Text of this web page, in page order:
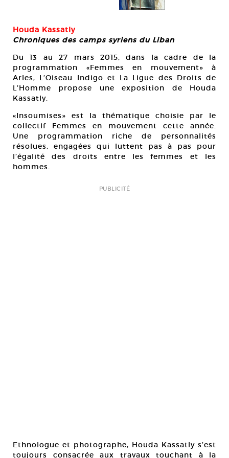
Houda Kassatly
Chroniques des camps syriens du Liban
Du 13 au 27 mars 2015, dans la cadre de la
programmation «Femmes en mouvement» à
Arles, L’Oiseau Indigo et La Ligue des Droits de
L’Homme propose une exposition de Houda
Kassatly.
«Insoumises» est la thématique choisie par le
collectif Femmes en mouvement cette année.
Une programmation riche de personnalités
résolues, engagées qui luttent pas à pas pour
l’égalité des droits entre les femmes et les
hommes.
PUBLICITÉ
Ethnologue et photographe, Houda Kassatly s’est
toujours consacrée aux travaux touchant à la